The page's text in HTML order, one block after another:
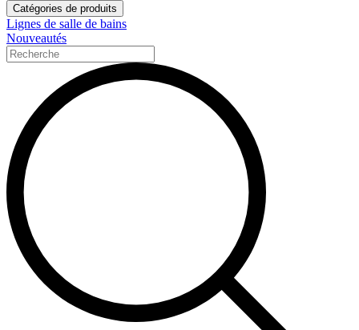
Catégories de produits
Lignes de salle de bains
Nouveautés